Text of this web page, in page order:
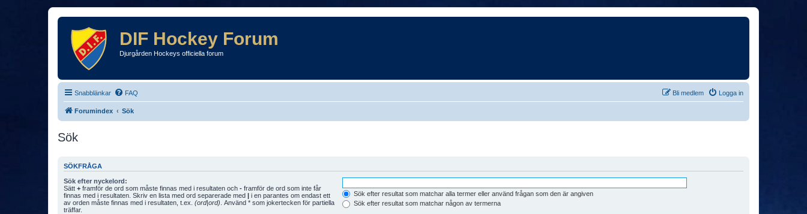
DIF Hockey Forum
Djurgården Hockeys officiella forum
Snabblänkar FAQ Logga in
Bli medlem
Forumindex Sök
Sök
SÖKFRÅGA
Sök efter nyckelord:
Sätt + framför de ord som måste finnas med i resultaten och - framför de ord som inte får
finnas med i resultaten. Skriv en lista med ord separerade med | i en parantes om endast ett
av orden måste finnas med i resultaten, t.ex. (ord|ord) . Använd * som jokertecken för partiella
träffar.
Sök efter resultat som matchar alla termer eller använd frågan som den är angiven
Sök efter resultat som matchar någon av termerna